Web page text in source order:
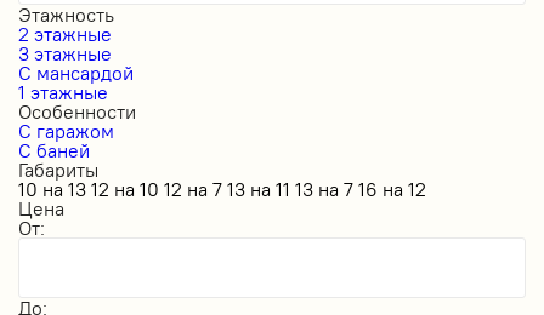
Этажность
2 этажные
3 этажные
С мансардой
1 этажные
Особенности
С гаражом
С баней
Габариты
10 на 13 12 на 10 12 на 7 13 на 11 13 на 7 16 на 12
Цена
От:
До: